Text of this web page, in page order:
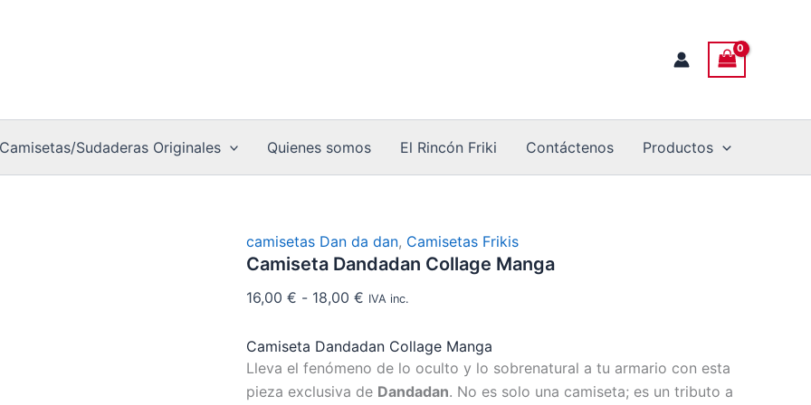
Camisetas/Sudaderas Originales Quienes somos El Rincón Friki Contáctenos Productos
camisetas Dan da dan, Camisetas Frikis
Camiseta Dandadan Collage Manga
16,00 € - 18,00 €
18,00 €
IVA inc.
Camiseta Dandadan Collage Manga
Lleva el fenómeno de lo oculto y lo sobrenatural a tu armario con esta
pieza exclusiva de Dandadan. No es solo una camiseta; es un tributo a